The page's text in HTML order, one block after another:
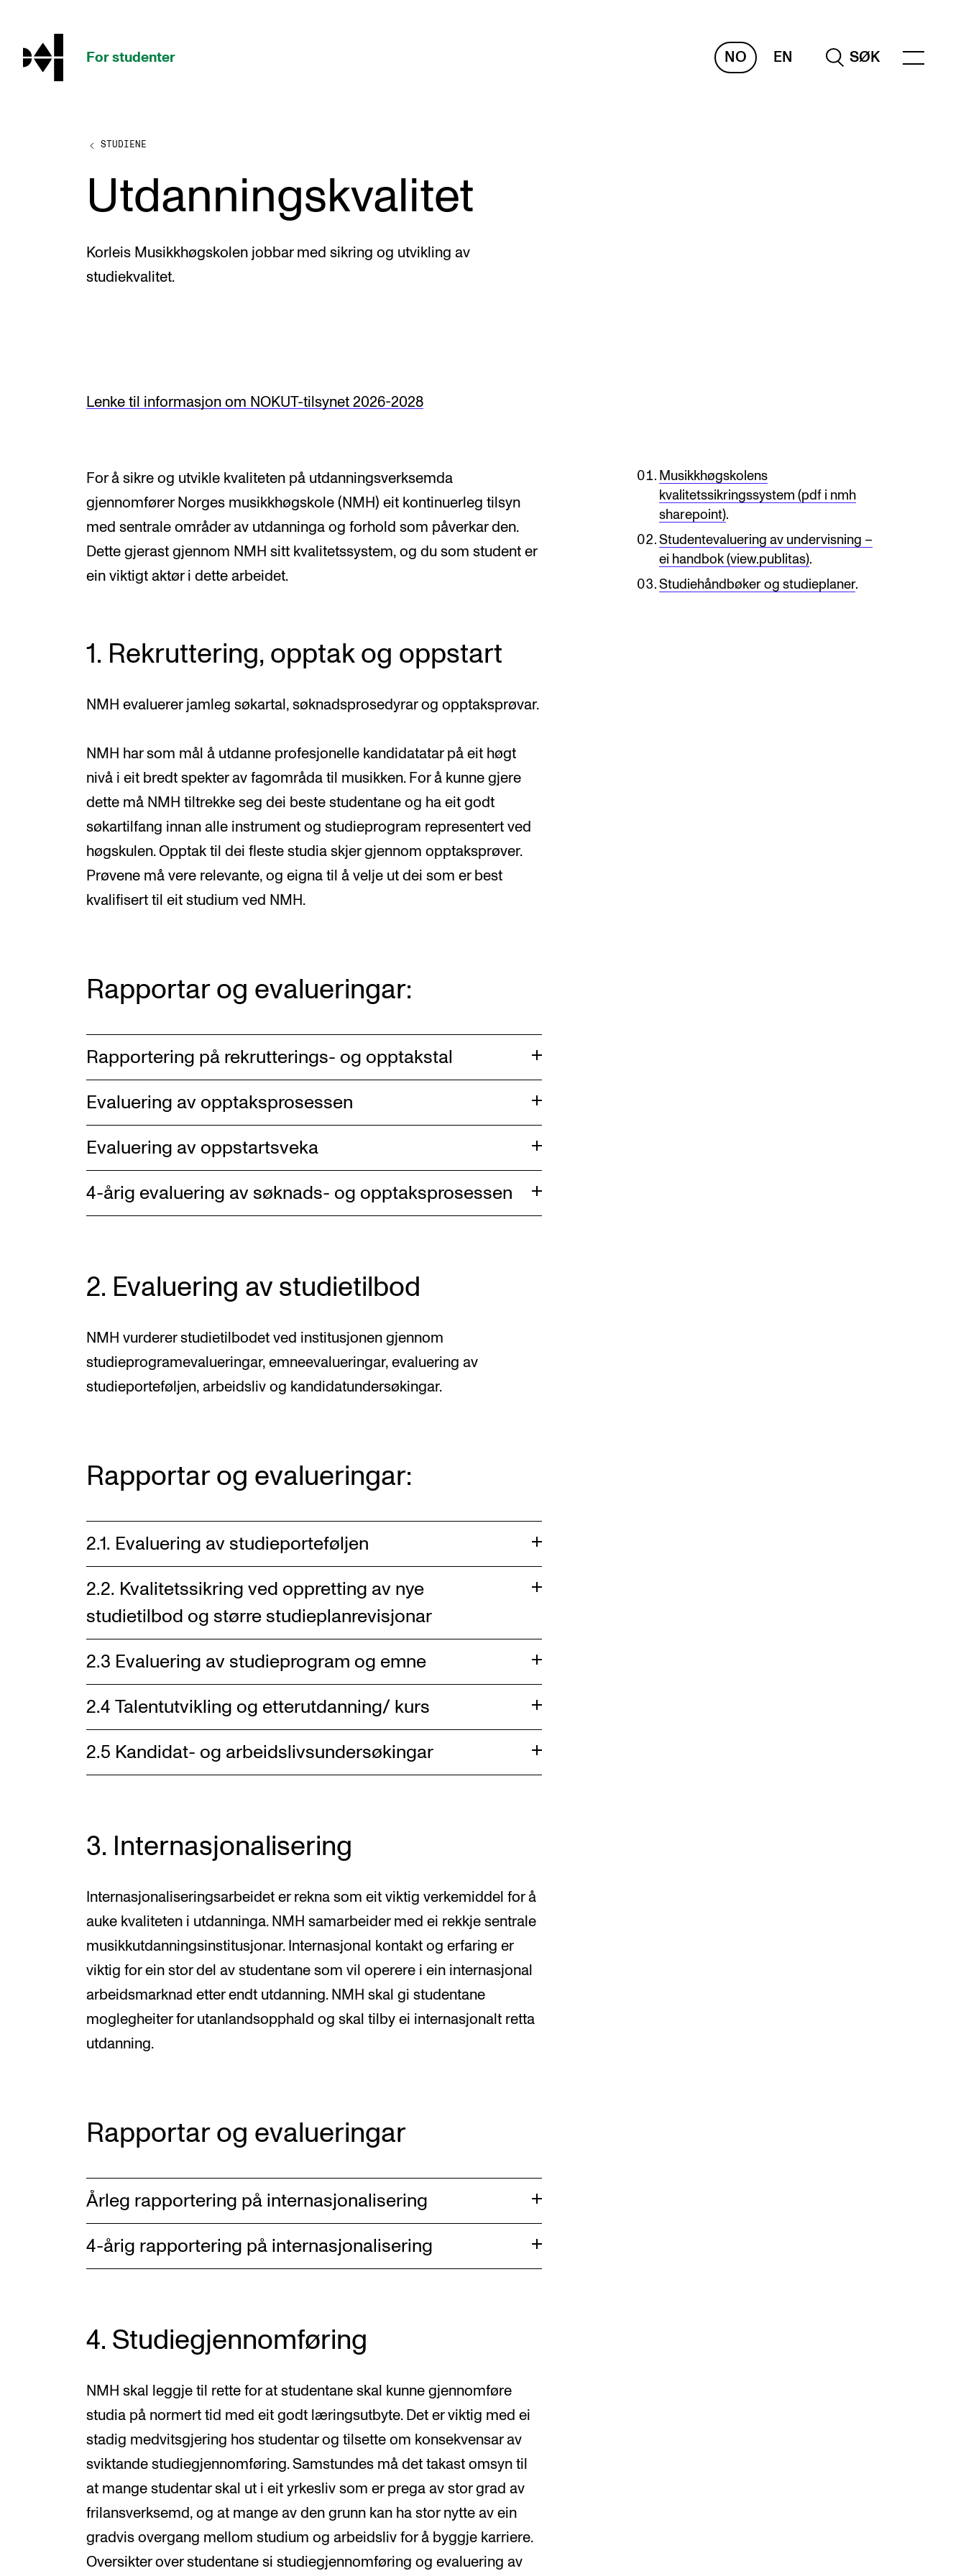
hjem
For studenter
NO EN SØK
STUDIENE
Eksamen, arbeidskrav og vitnemål
Studieplaner og emner
Tilrettelegging og fritak
Gjennomføre konserter og arrangementer
Plakat, program og markedsføring
Si ifra!
Betalte spilleoppdrag
Utveksling og reiser
Velferd og helse
Nyheter for studenter
Etter noter nyhetsbrev
Kontaktpunkt
Studentutvalet SUT
Biblioteket
Organisasjon
Hvem gjør hva i administrasjonen?
STUDIENE
Utdanningskvalitet
Korleis Musikkhøgskolen jobbar med sikring og utvikling av
studiekvalitet.
Lenke til informasjon om NOKUT-tilsynet 2026-2028
For å sikre og utvikle kvaliteten på utdanningsverksemda
gjennomfører Norges musikkhøgskole (NMH) eit kontinuerleg tilsyn
med sentrale områder av utdanninga og forhold som påverkar den.
Dette gjerast gjennom NMH sitt kvalitetssystem, og du som student er
ein viktigt aktør i dette arbeidet.
1. Rekruttering, opptak og oppstart
NMH evaluerer jamleg søkartal, søknadsprosedyrar og opptaksprøvar.
NMH har som mål å utdanne profesjonelle kandidatatar på eit høgt
nivå i eit bredt spekter av fagområda til musikken. For å kunne gjere
dette må NMH tiltrekke seg dei beste studentane og ha eit godt
søkartilfang innan alle instrument og studieprogram representert ved
høgskulen. Opptak til dei fleste studia skjer gjennom opptaksprøver.
Prøvene må vere relevante, og eigna til å velje ut dei som er best
kvalifisert til eit studium ved NMH.
Musikkhøgskolens
kvalitetssikringssystem (pdf i nmh
sharepoint).
Studentevaluering av undervisning –
ei handbok (view.publitas).
Studiehåndbøker og studieplaner.
Rapportar og evalueringar:
Rapportering på rekrutterings- og opptakstal
Evaluering av opptaksprosessen
Evaluering av oppstartsveka
4-årig evaluering av søknads- og opptaksprosessen
2. Evaluering av studietilbod
NMH vurderer studietilbodet ved institusjonen gjennom
studieprogramevalueringar, emneevalueringar, evaluering av
studieporteføljen, arbeidsliv og kandidatundersøkingar.
Rapportar og evalueringar:
2.1. Evaluering av studieporteføljen
2.2. Kvalitetssikring ved oppretting av nye
studietilbod og større studieplanrevisjonar
2.3 Evaluering av studieprogram og emne
2.4 Talentutvikling og etterutdanning/ kurs
2.5 Kandidat- og arbeidslivsundersøkingar
3. Internasjonalisering
Internasjonaliseringsarbeidet er rekna som eit viktig verkemiddel for å
auke kvaliteten i utdanninga. NMH samarbeider med ei rekkje sentrale
musikkutdanningsinstitusjonar. Internasjonal kontakt og erfaring er
viktig for ein stor del av studentane som vil operere i ein internasjonal
arbeidsmarknad etter endt utdanning. NMH skal gi studentane
moglegheiter for utanlandsopphald og skal tilby ei internasjonalt retta
utdanning.
Rapportar og evalueringar
Årleg rapportering på internasjonalisering
4-årig rapportering på internasjonalisering
4. Studiegjennomføring
NMH skal leggje til rette for at studentane skal kunne gjennomføre
studia på normert tid med eit godt læringsutbyte. Det er viktig med ei
stadig medvitsgjering hos studentar og tilsette om konsekvensar av
sviktande studiegjennomføring. Samstundes må det takast omsyn til
at mange studentar skal ut i eit yrkesliv som er prega av stor grad av
frilansverksemd, og at mange av den grunn kan ha stor nytte av ein
gradvis overgang mellom studium og arbeidsliv for å byggje karriere.
Oversikter over studentane si studiegjennomføring og evaluering av